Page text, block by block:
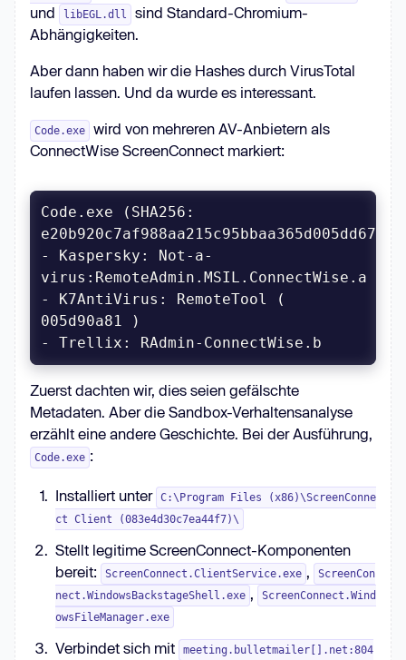
und libEGL.dll
sind Standard-Chromium-
Abhängigkeiten.
Aber dann haben wir die Hashes durch VirusTotal
laufen lassen. Und da wurde es interessant.
Code.exe
wird von mehreren AV-Anbietern als
ConnectWise ScreenConnect markiert:
Code.exe (SHA256:
- Kaspersky: Not-a-
- K7AntiVirus: RemoteTool (
- Trellix: RAdmin-ConnectWise.b
Zuerst dachten wir, dies seien gefälschte
Metadaten. Aber die Sandbox-Verhaltensanalyse
erzählt eine andere Geschichte. Bei der Ausführung,
Code.exe :
Installiert unter C:\Program Files (x86)\ScreenConne
ct Client (083e4d30c7ea44f7)\
Stellt legitime ScreenConnect-Komponenten
bereit:
ScreenConnect.ClientService.exe ,
ScreenCon
nect.WindowsBackstageShell.exe ,
ScreenConnect.Wind
owsFileManager.exe
Verbindet sich mit
meeting.bulletmailer[].net:804